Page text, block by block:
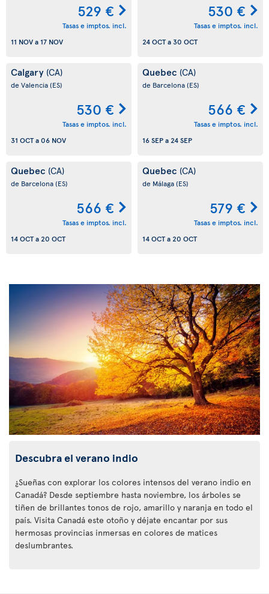
529 €
Tasas e imptos. incl.
11 NOVa 17 NOV
530 €
Tasas e imptos. incl.
24 OCTa 30 OCT
Calgary (CA)
de Valencia(ES)
530 €
Tasas e imptos. incl.
31 OCTa06 NOV
Quebec (CA)
de Barcelona(ES)
566 €
Tasas e imptos. incl.
16 SEPa24 SEP
Quebec (CA)
de Barcelona(ES)
566 €
Tasas e imptos. incl.
14 OCTa20 OCT
Quebec (CA)
de Málaga(ES)
579 €
Tasas e imptos. incl.
14 OCTa20 OCT
Descubra el verano indio
¿Sueñas con explorar los colores intensos del verano indio en
Canadá? Desde septiembre hasta noviembre, los árboles se
tiñen de brillantes tonos de rojo, amarillo y naranja en todo el
país. Visita Canadá este otoño y déjate encantar por sus
hermosas provincias inmersas en colores de matices
deslumbrantes.